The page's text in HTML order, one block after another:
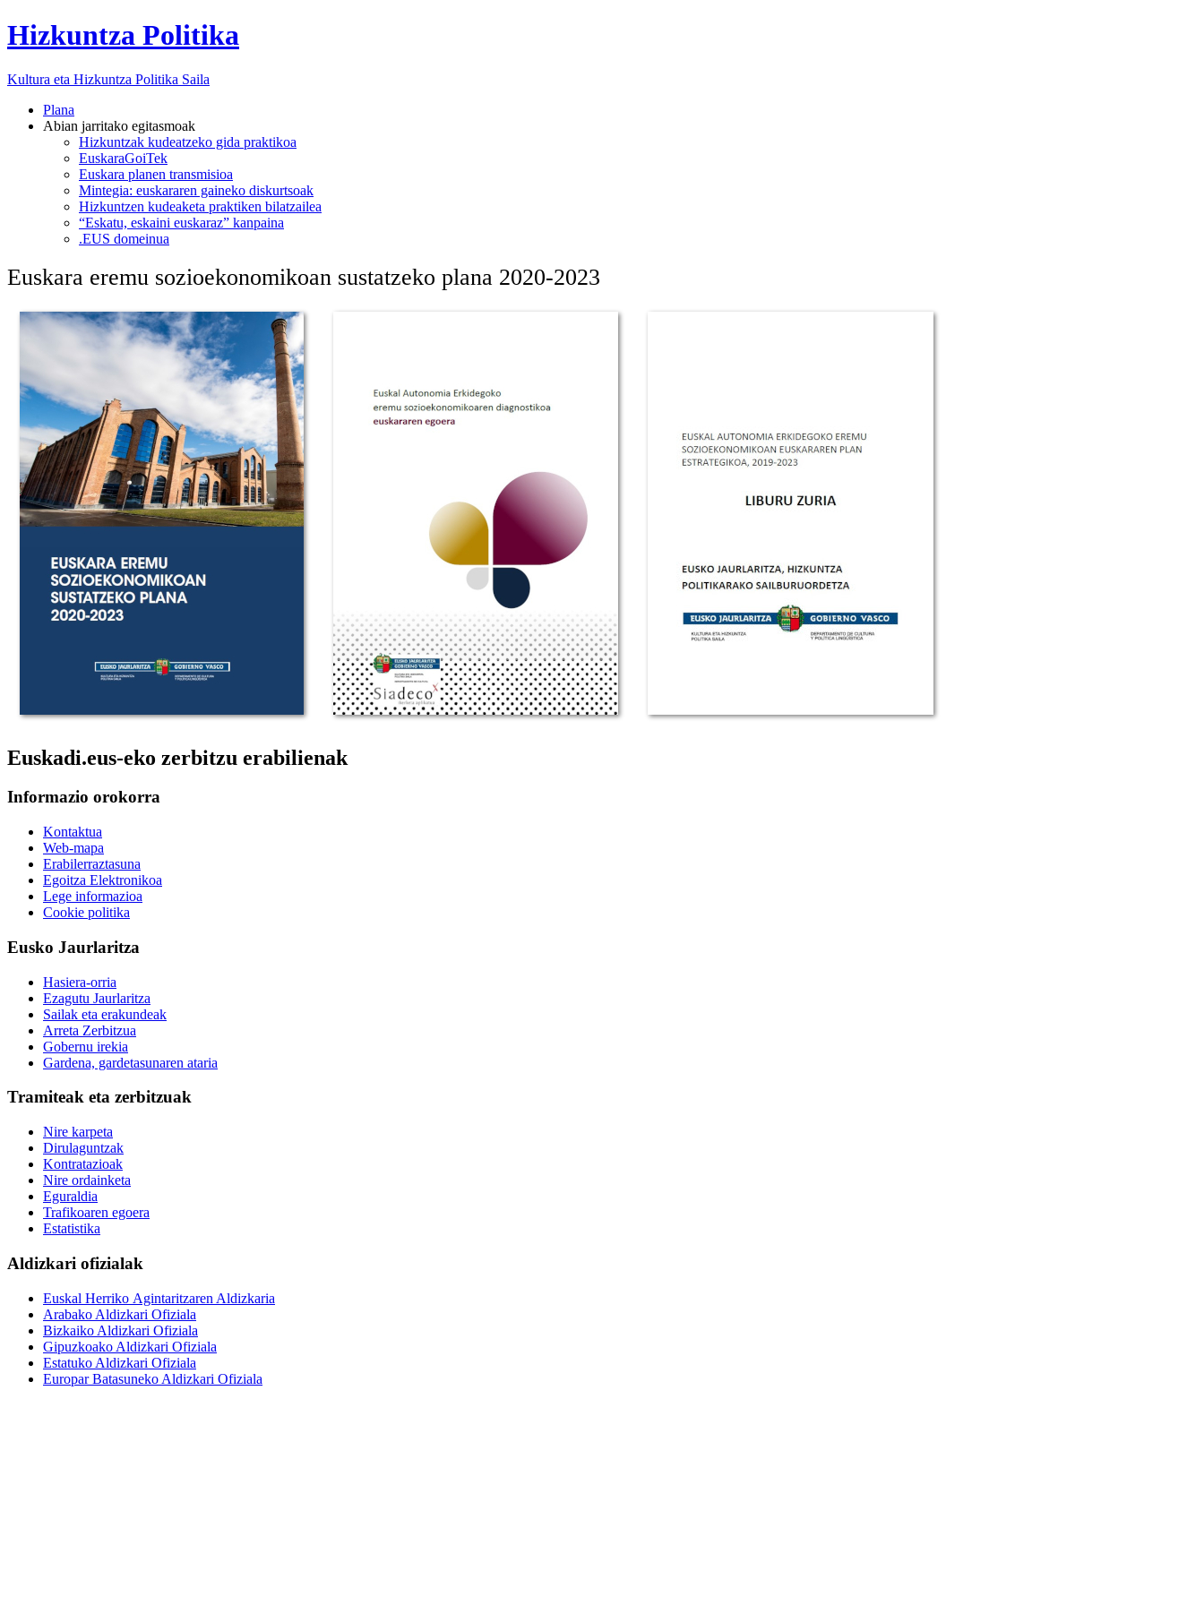
Hizkuntza Politika
Kultura eta Hizkuntza Politika Saila
Plana
Abian jarritako egitasmoak
Hizkuntzak kudeatzeko gida praktikoa
EuskaraGoiTek
Euskara planen transmisioa
Mintegia: euskararen gaineko diskurtsoak
Hizkuntzen kudeaketa praktiken bilatzailea
“Eskatu, eskaini euskaraz” kanpaina
.EUS domeinua
Euskara eremu sozioekonomikoan sustatzeko plana 2020-2023
Euskadi.eus-eko zerbitzu erabilienak
Informazio orokorra
Kontaktua
Web-mapa
Erabilerraztasuna
Egoitza Elektronikoa
Lege informazioa
Cookie politika
Eusko Jaurlaritza
Hasiera-orria
Ezagutu Jaurlaritza
Sailak eta erakundeak
Arreta Zerbitzua
Gobernu irekia
Gardena, gardetasunaren ataria
Tramiteak eta zerbitzuak
Nire karpeta
Dirulaguntzak
Kontratazioak
Nire ordainketa
Eguraldia
Trafikoaren egoera
Estatistika
Aldizkari ofizialak
Euskal Herriko Agintaritzaren Aldizkaria
Arabako Aldizkari Ofiziala
Bizkaiko Aldizkari Ofiziala
Gipuzkoako Aldizkari Ofiziala
Estatuko Aldizkari Ofiziala
Europar Batasuneko Aldizkari Ofiziala